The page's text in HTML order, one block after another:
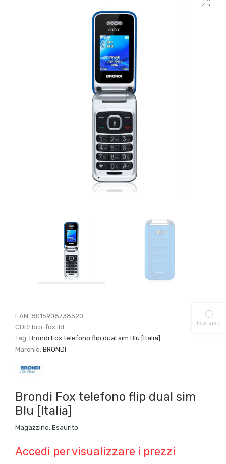
EAN: 8015908738520
COD:bro-fox-bl
Tag:Brondi Fox telefono flip dual sim Blu [Italia]
Marchio:BRONDI
Brondi Fox telefono flip dual sim
Blu [Italia]
Magazzino: Esaurito
Accedi per visualizzare i prezzi
Già visti